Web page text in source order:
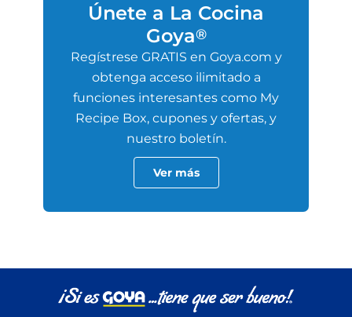
Únete a La Cocina
Goya®
Regístrese GRATIS en Goya.com y
obtenga acceso ilimitado a
funciones interesantes como My
Recipe Box, cupones y ofertas, y
nuestro boletín.
Ver más